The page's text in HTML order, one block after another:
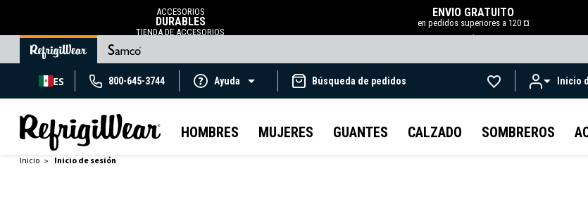
ACCESORIOS
DURABLES
TIENDA DE ACCESORIOS
ENVÍO GRATUITO
en pedidos superiores a 120 ¤
.
ES 800-645-3744 Ayuda Búsqueda de pedidos Inicio
HOMBRES MUJERES GUANTES CALZADO SOMBREROS
Inicio Inicio de sesión